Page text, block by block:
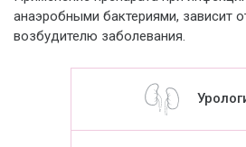
анаэробными бактериями, зависит
возбудителю заболевания.